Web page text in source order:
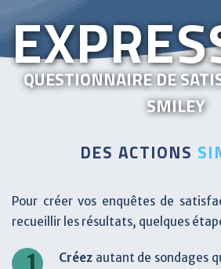
QUESTIONNAIRE DE
SMILEY
DES ACTIONS
Pour créer vos enquêtes de
recueillir les résultats, quelques
1 Créez autant de sondages